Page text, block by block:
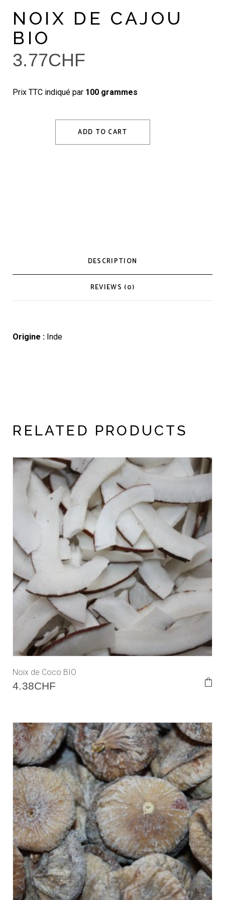
NOIX DE CAJOU
BIO
3.77CHF
Prix TTC indiqué par 100 grammes
ADD TO CART
DESCRIPTION
REVIEWS (0)
Origine : Inde
RELATED PRODUCTS
Noix de Coco BIO
4.38CHF